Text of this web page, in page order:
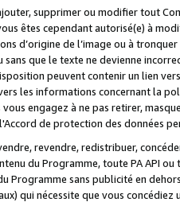
supprimer ou modifier tout
êtes cependant autorisé(e) à
d’origine de l’image ou à
que le texte ne devienne
peuvent contenir un lien
les informations concernant la
vous engagez à ne pas retirer,
de protection des données
revendre, redistribuer,
du Programme, toute PA API
Programme sans publicité en
qui nécessite que vous